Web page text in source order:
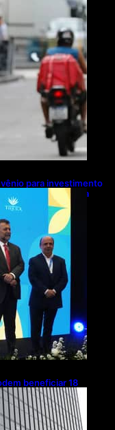
para investimento
de cachaça
beneficiar 18